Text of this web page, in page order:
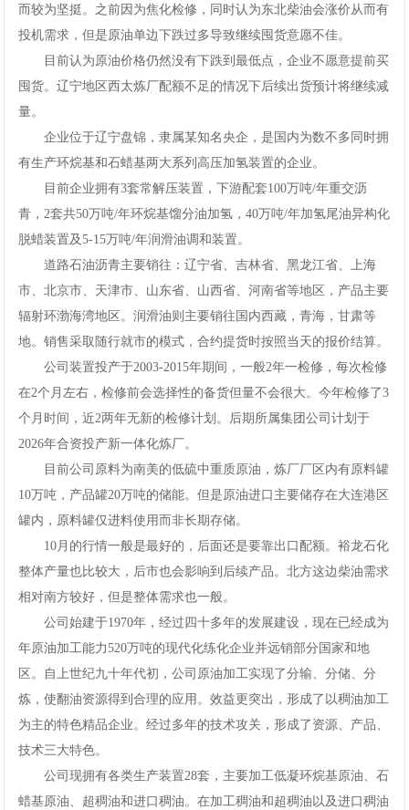
而较为坚挺。之前因为焦化检修，同时认为东北柴油会涨价从而有
投机需求，但是原油单边下跌过多导致继续囤货意愿不佳。
目前认为原油价格仍然没有下跌到最低点，企业不愿意提前买
囤货。辽宁地区西太炼厂配额不足的情况下后续出货预计将继续减
量。
企业位于辽宁盘锦，隶属某知名央企，是国内为数不多同时拥
有生产环烷基和石蜡基两大系列高压加氢装置的企业。
目前企业拥有3套常解压装置，下游配套100万吨/年重交沥
青，2套共50万吨/年环烷基馏分油加氢，40万吨/年加氢尾油异构化
脱蜡装置及5-15万吨/年润滑油调和装置。
道路石油沥青主要销往：辽宁省、吉林省、黑龙江省、上海
市、北京市、天津市、山东省、山西省、河南省等地区，产品主要
辐射环渤海湾地区。润滑油则主要销往国内西藏，青海，甘肃等
地。销售采取随行就市的模式，合约提货时按照当天的报价结算。
公司装置投产于2003-2015年期间，一般2年一检修，每次检修
在2个月左右，检修前会选择性的备货但量不会很大。今年检修了3
个月时间，近2两年无新的检修计划。后期所属集团公司计划于
2026年合资投产新一体化炼厂。
目前公司原料为南美的低硫中重质原油，炼厂厂区内有原料罐
10万吨，产品罐20万吨的储能。但是原油进口主要储存在大连港区
罐内，原料罐仅进料使用而非长期存储。
10月的行情一般是最好的，后面还是要靠出口配额。裕龙石化
整体产量也比较大，后市也会影响到后续产品。北方这边柴油需求
相对南方较好，但是整体需求也一般。
公司始建于1970年，经过四十多年的发展建设，现在已经成为
年原油加工能力520万吨的现代化练化企业并远销部分国家和地
区。自上世纪九十年代初，公司原油加工实现了分输、分储、分
炼，使翻油资源得到合理的应用。效益更突出，形成了以稠油加工
为主的特色精品企业。经过多年的技术攻关，形成了资源、产品、
技术三大特色。
公司现拥有各类生产装置28套，主要加工低凝环烷基原油、石
蜡基原油、超稠油和进口稠油。在加工稠油和超稠油以及进口稠油